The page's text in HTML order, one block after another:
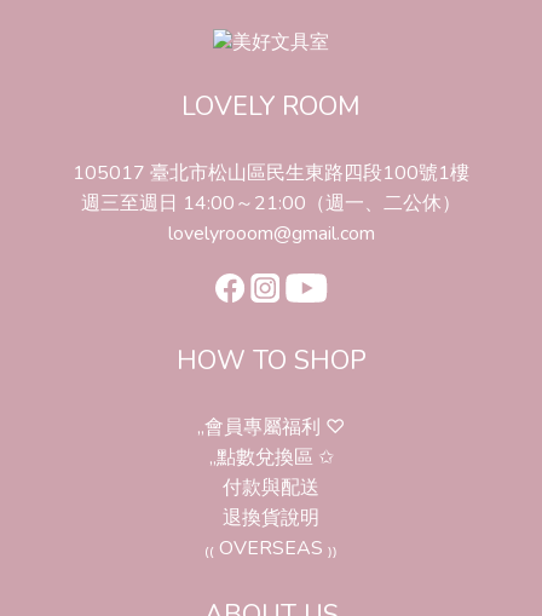
LOVELY ROOM
105017 臺北市松山區民生東路四段100號1樓
週三至週日 14:00～21:00（週一、二公休）
lovelyrooom@gmail.com
HOW TO SHOP
,,會員專屬福利 ♡
,,點數兌換區 ✩
付款與配送
退換貨說明
₍₍ OVERSEAS ₎₎